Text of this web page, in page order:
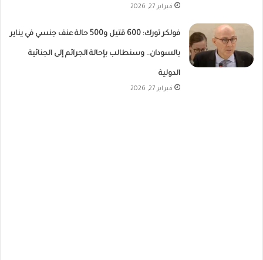
فبراير 27, 2026
فولكر تورك: 600 قتيل و500 حالة عنف جنسي في يناير
بالسودان.. وسنطالب بإحالة الجرائم إلى الجنائية
الدولية
فبراير 27, 2026